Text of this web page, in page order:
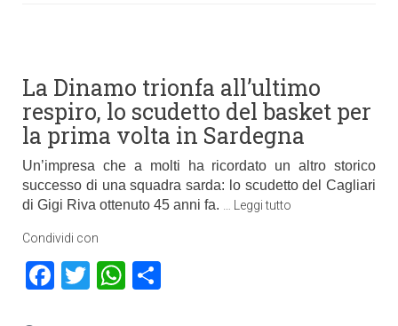
La Dinamo trionfa all’ultimo
respiro, lo scudetto del basket per
la prima volta in Sardegna
Un’impresa che a molti ha ricordato un altro storico
successo di una squadra sarda: lo scudetto del Cagliari
di Gigi Riva ottenuto 45 anni fa. … Leggi tutto
Condividi con
Facebook
TwitterWhatsApp